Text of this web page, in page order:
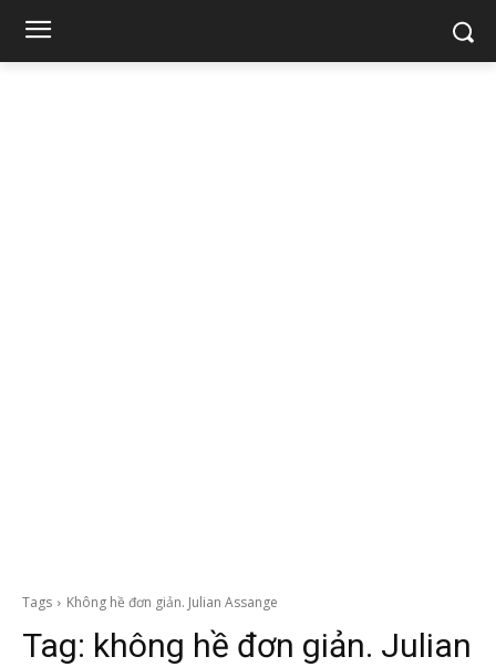
Tags Không hề đơn giản. Julian Assange
Tag: không hề đơn giản. Julian